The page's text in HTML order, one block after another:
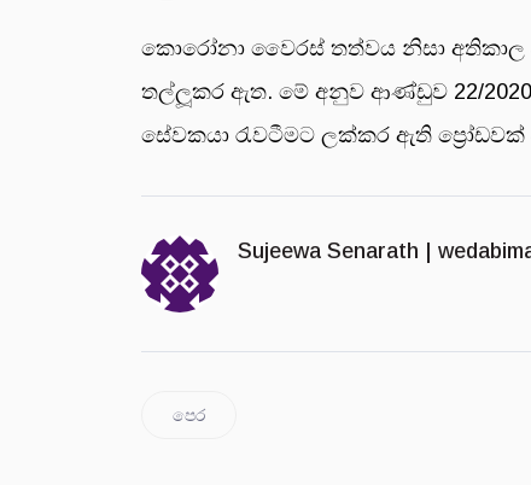
කොරෝනා වෛරස් තත්වය නිසා අතිකාල
තල්ලූකර ඇත. මේ අනුව ආණ්ඩුව 22/2020
සේවකයා රැවටීමට ලක්කර ඇති
Sujeewa Senarath |
පෙර